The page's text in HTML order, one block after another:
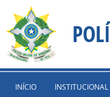
content
para
conteúdo
INÍCIO INSTITUCIONAL